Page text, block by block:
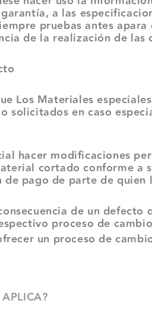
a las
pruebas antes
de la realización de las
Los Materiales
solicitados en caso
hacer modificaciones
cortado conforme a
de pago de parte de quien
de un
proceso de
un proceso de